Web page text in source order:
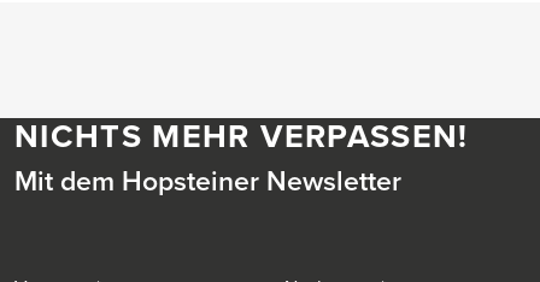
NICHTS MEHR VERPASSEN!
Mit dem Hopsteiner Newsletter